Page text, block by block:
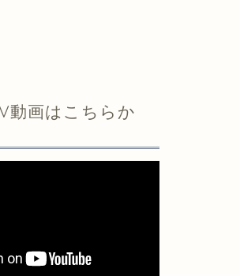
動画はこちらか